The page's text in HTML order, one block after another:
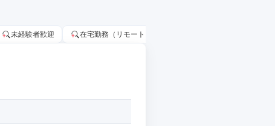
未経験者歓迎 在宅勤務（リモートワーク）OK